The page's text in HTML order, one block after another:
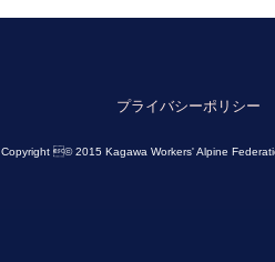
プライバシーポリシー
Copyright © 2015 Kagawa Workers' Alpine